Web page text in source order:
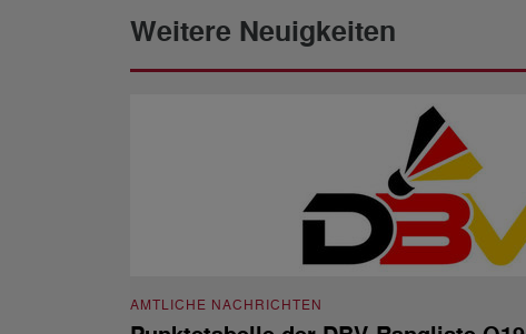
Weitere Neuigkeiten
AMTLICHE NACHRICHTEN